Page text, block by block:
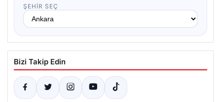
ŞEHIR SEÇ
Bizi Takip Edin